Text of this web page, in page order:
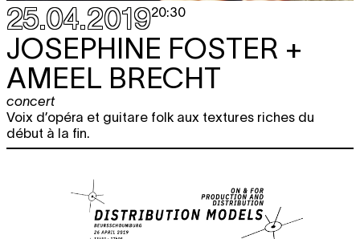
25.04.201920:30
JOSEPHINE FOSTER +
AMEEL BRECHT
concert
Voix d’opéra et guitare folk aux textures riches du
début à la fin.